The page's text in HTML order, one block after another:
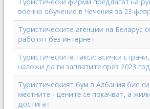
военно обучение в Чечения за 23
Туристическите агенции на Беларус
работят без интернет
Туристическите такси: всички
наложи да ги заплатите през 2023
Туристическият бум в Албания бие
местните - цените се покачват, а
достигат